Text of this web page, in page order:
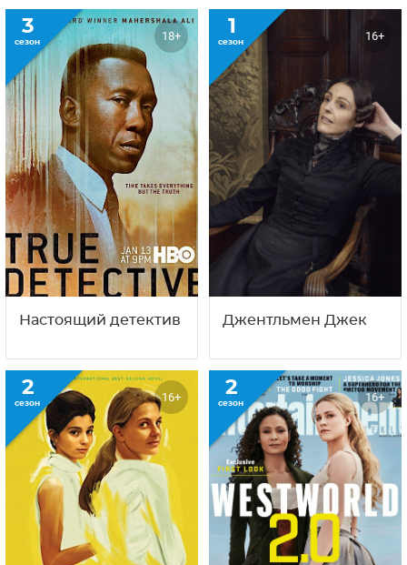
3
сезон 18+
Настоящий детектив
1
сезон 16+
Джентльмен Джек
2
сезон 16+ 2
сезон 16+